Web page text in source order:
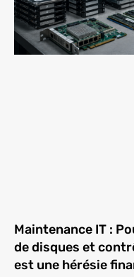
Maintenance IT :
de disques et
est une hérésie